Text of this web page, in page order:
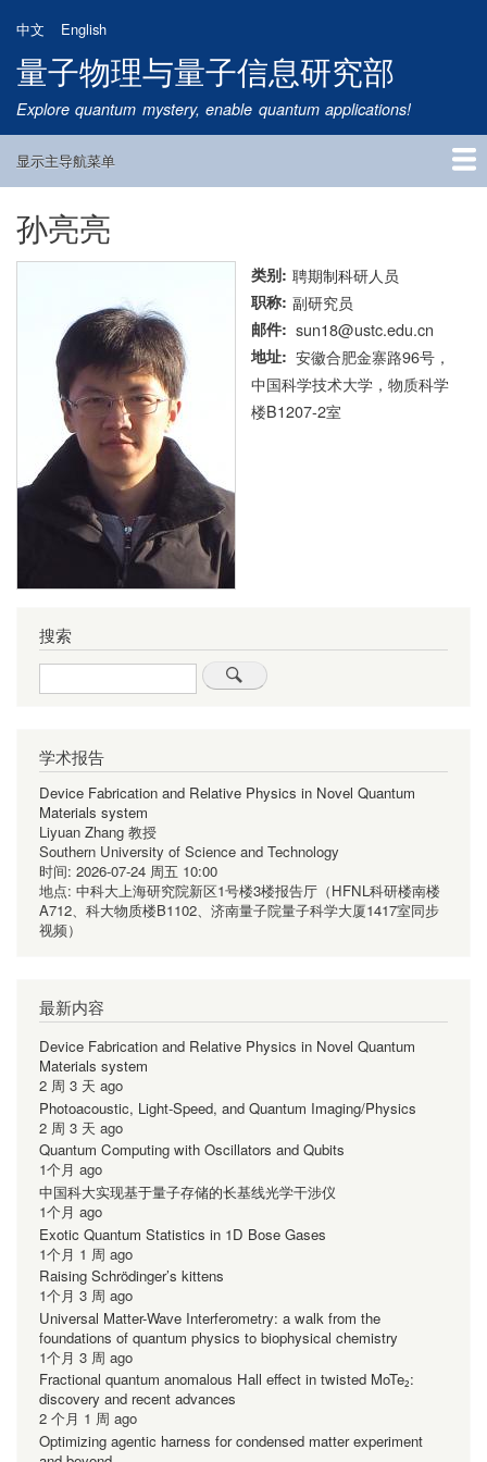
到
主
要
内
中文 English
量子物理与量子信息研究部
Explore quantum mystery, enable quantum applications!
Main
显示主导航菜单
首页
研究方向
量子卫星
团队成员
新闻动态
研究进展
学术报告
论文发表
公告通知
招生信息
相关链接
孙亮亮
类别 聘期制科研人员
职称 副研究员
邮件 sun18@ustc.edu.cn
地址
安徽合肥金寨路96号，
中国科学技术大学，物质科学
楼B1207-2室
搜索
Search
学术报告
Device Fabrication and Relative Physics in Novel Quantum
Materials system
Liyuan Zhang 教授
Southern University of Science and Technology
时间: 2026-07-24 周五 10:00
地点: 中科大上海研究院新区1号楼3楼报告厅（HFNL科研楼南楼
A712、科大物质楼B1102、济南量子院量子科学大厦1417室同步
视频）
最新内容
Device Fabrication and Relative Physics in Novel Quantum
Materials system
2 周 3 天 ago
Photoacoustic, Light-Speed, and Quantum Imaging/Physics
2 周 3 天 ago
Quantum Computing with Oscillators and Qubits
1个月 ago
中国科大实现基于量子存储的长基线光学干涉仪
1个月 ago
Exotic Quantum Statistics in 1D Bose Gases
1个月 1 周 ago
Raising Schrödinger’s kittens
1个月 3 周 ago
Universal Matter-Wave Interferometry: a walk from the
foundations of quantum physics to biophysical chemistry
1个月 3 周 ago
Fractional quantum anomalous Hall effect in twisted MoTe₂:
discovery and recent advances
2 个月 1 周 ago
Optimizing agentic harness for condensed matter experiment